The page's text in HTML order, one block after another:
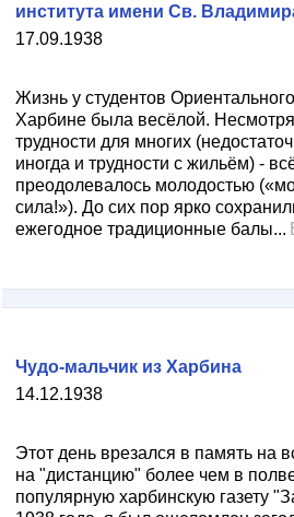
17.09.1938
института имени Св.
Жизнь у студентов
Харбине была весёлой.
трудности для многих
иногда и трудности с жильём) -
преодолевалось молодостью
сила!»). До сих пор ярко
ежегодное традиционные балы...
14.12.1938
Чудо-мальчик из Харбина
Этот день врезался в память на
на "дистанцию" более чем в
популярную харбинскую газету